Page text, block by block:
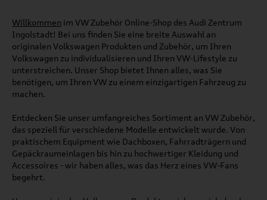
Willkommen im VW Zubehör Online-Shop des Audi Zentrum
Ingolstadt! Bei uns finden Sie eine breite Auswahl an
originalen Volkswagen Produkten und Zubehör, um Ihren
Volkswagen zu individualisieren und Ihren VW-Lifestyle zu
unterstreichen. Unser Shop bietet Ihnen alles, was Sie
benötigen, um Ihren VW zu einem einzigartigen Fahrzeug zu
machen.
Entdecken Sie unser umfangreiches Sortiment an VW Zubehör,
das speziell für verschiedene Modelle entwickelt wurde. Von
praktischem Equipment wie Dachboxen, Fahrradträgern und
Gepäckraumeinlagen bis hin zu hochwertiger Kleidung und
Accessoires - wir haben alles, was das Herz eines VW-Fans
begehrt.